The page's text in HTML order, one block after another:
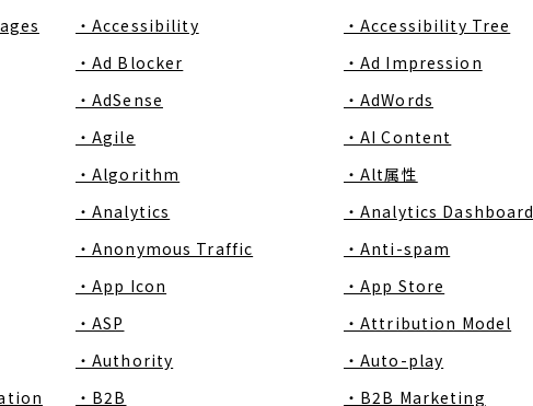
・Accessibility ・Accessibility Tree
・Ad Blocker
・Ad Impression
・AdSense
・AdWords
・Agile
・AI Content
・Algorithm
・Alt属性
・Analytics
・Analytics Dashboard
・Anonymous Traffic
・Anti-spam
・App Icon
・App Store
・ASP
・Attribution Model
・Authority
・Auto-play
・B2B ・B2B Marketing